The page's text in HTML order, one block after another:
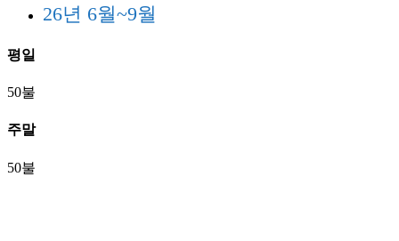
26년 6월~9월
평일
50불
주말
50불